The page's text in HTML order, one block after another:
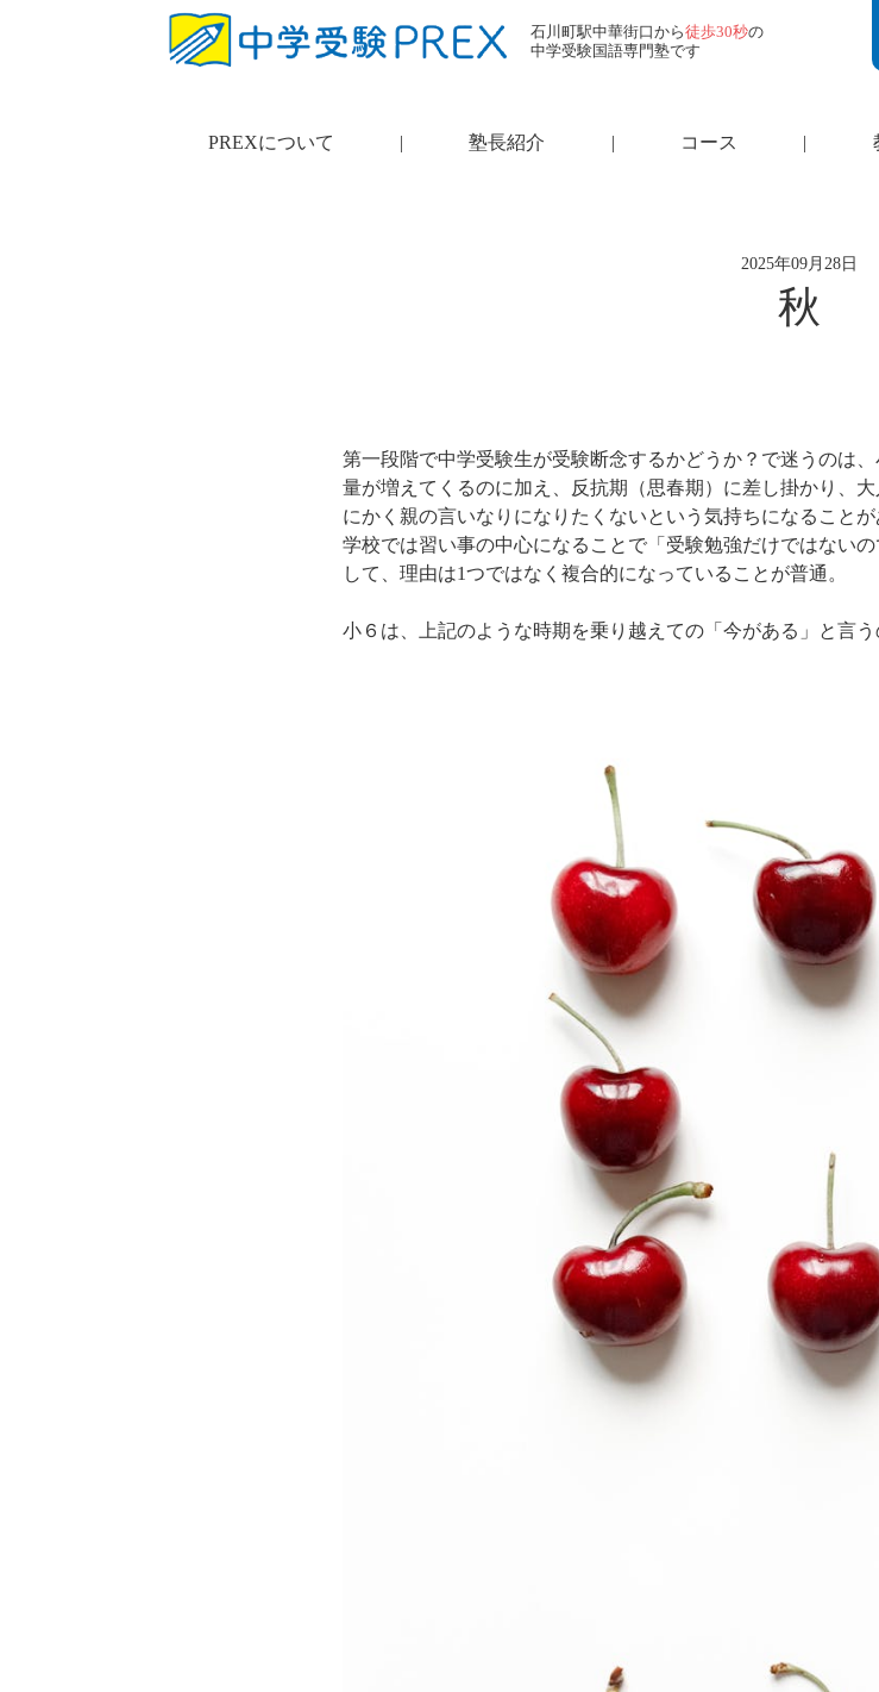
石川町駅中華街口から徒歩30秒の
中学受験国語専門塾です
PREXについて | 塾長紹介 | コース |
2025年09月28日
秋
第一段階で中学受験生が受験断念するかどうか？で迷うのは
量が増えてくるのに加え、反抗期（思春期）に差し掛かり、
にかく親の言いなりになりたくないという気持ちになること
学校では習い事の中心になることで「受験勉強だけではない
して、理由は1つではなく複合的になっていることが普通。
小６は、上記のような時期を乗り越えての「今がある」と言う